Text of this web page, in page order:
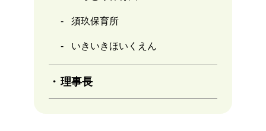
須玖保育所
いきいきほいくえん
理事長